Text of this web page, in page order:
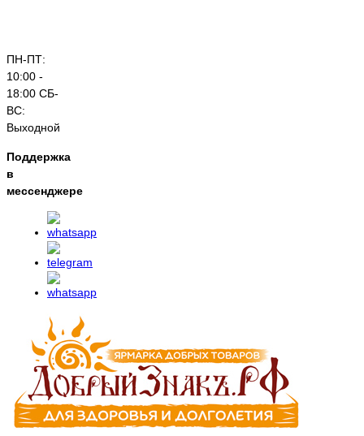
ПН-ПТ:
10:00 -
18:00 СБ-
ВС:
Выходной
Поддержка
в
мессенджере